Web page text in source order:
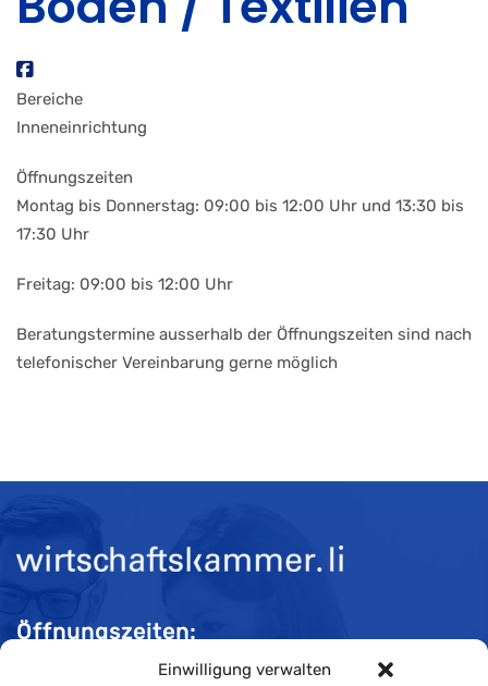
Einwilligung verwalten
Bereiche
Inneneinrichtung
Öffnungszeiten
Montag bis Donnerstag: 09:00 bis 12:00 Uhr und 13:30 bis
17:30 Uhr
Freitag: 09:00 bis 12:00 Uhr
Beratungstermine ausserhalb der Öffnungszeiten sind nach
telefonischer Vereinbarung gerne möglich
Öffnungszeiten: